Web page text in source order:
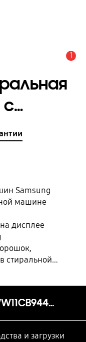
1
Samsung
машине
дисплее
стиральной
WW11CB944CGH
и загрузки